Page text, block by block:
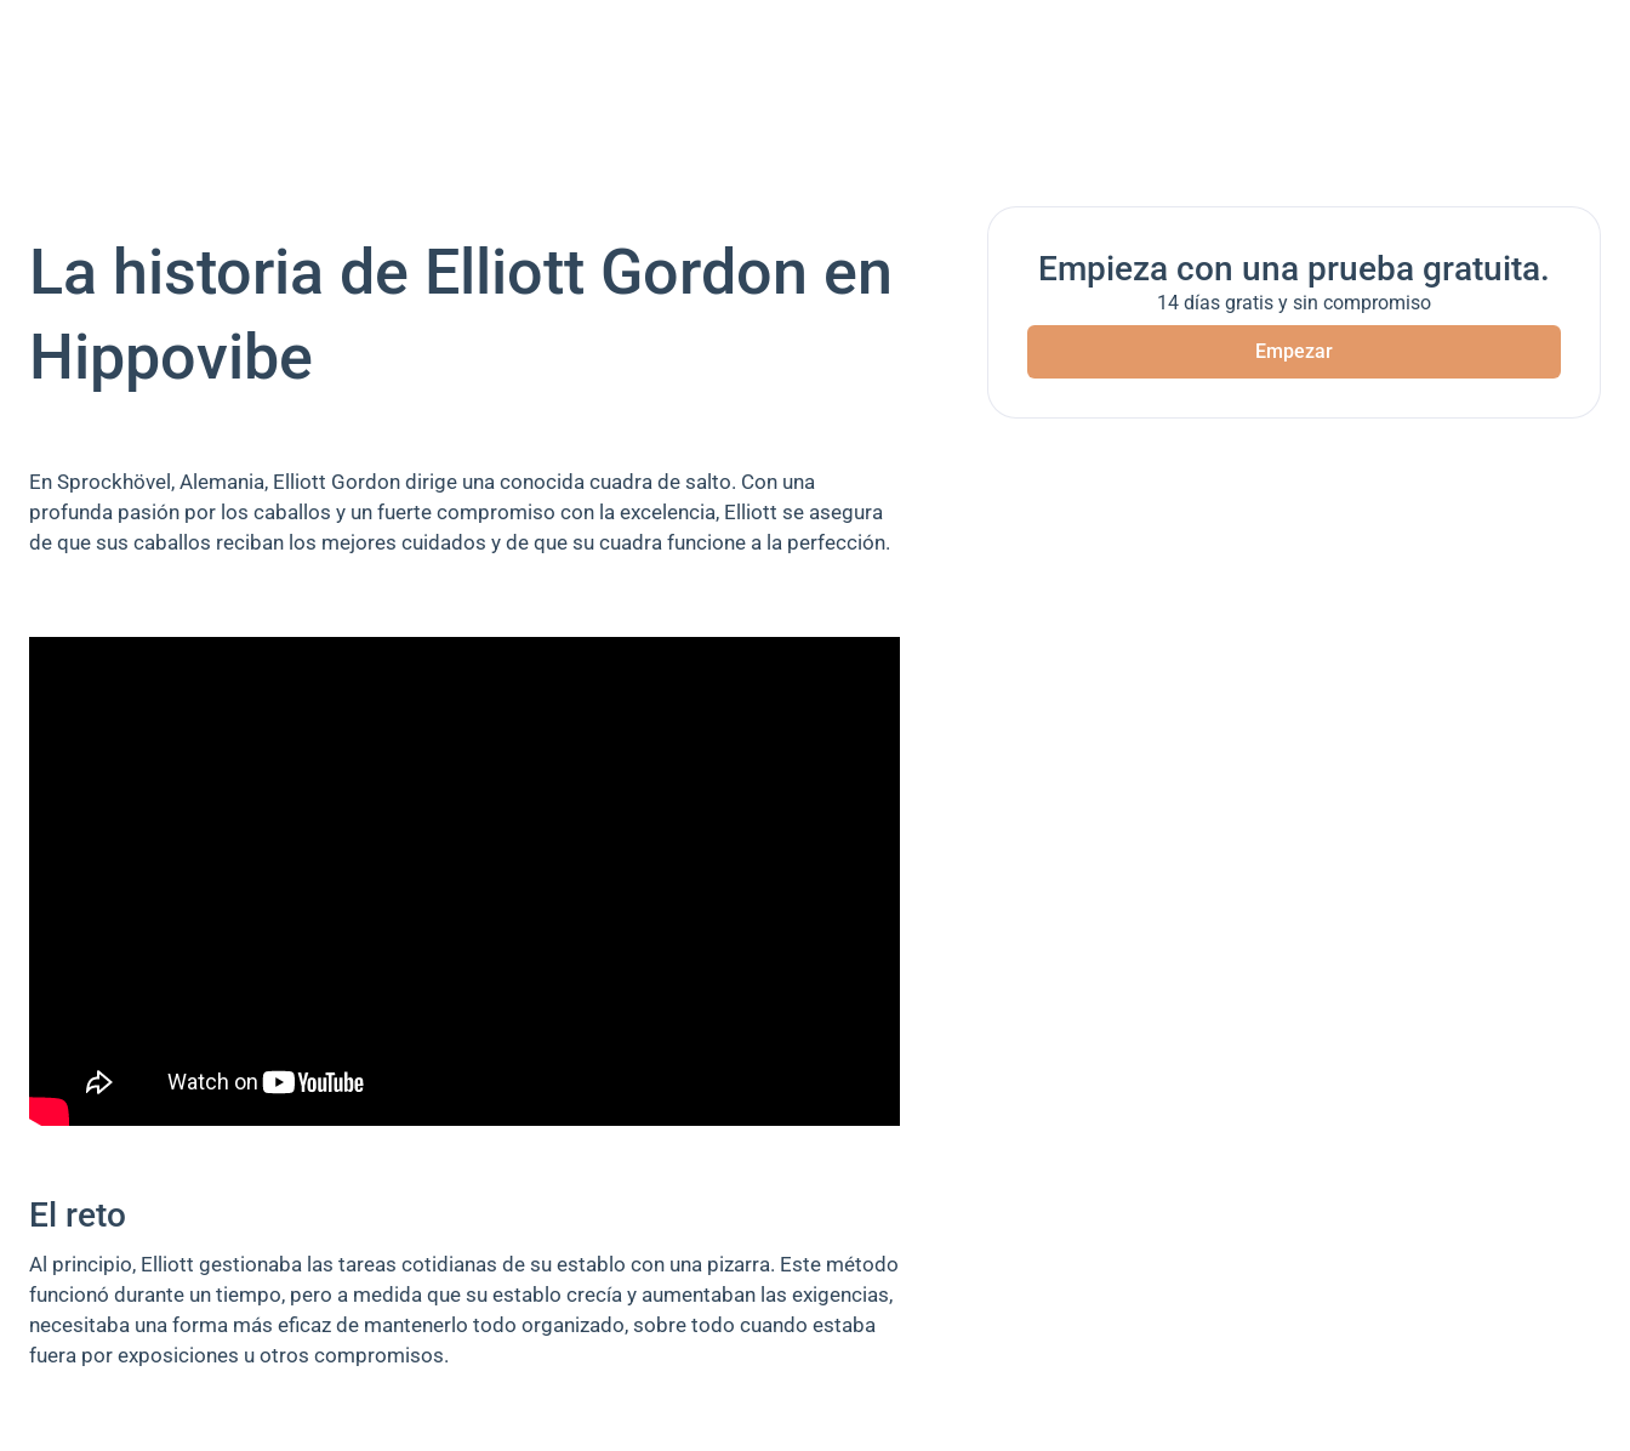
La historia de Elliott Gordon en
Hippovibe
En Sprockhövel, Alemania, Elliott Gordon dirige una conocida cuadra de salto. Con una
profunda pasión por los caballos y un fuerte compromiso con la excelencia, Elliott se asegura
de que sus caballos reciban los mejores cuidados y de que su cuadra funcione a la perfección.
El reto
Al principio, Elliott gestionaba las tareas cotidianas de su establo con una pizarra. Este método
funcionó durante un tiempo, pero a medida que su establo crecía y aumentaban las exigencias,
necesitaba una forma más eficaz de mantenerlo todo organizado, sobre todo cuando estaba
fuera por exposiciones u otros compromisos.
Empieza con una prueba gratuita.
14 días gratis y sin compromiso
Empezar